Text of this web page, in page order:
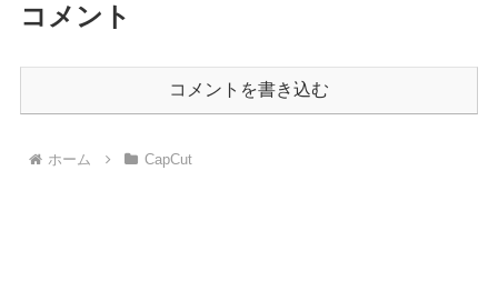
コメント
コメントを書き込む
ホーム CapCut